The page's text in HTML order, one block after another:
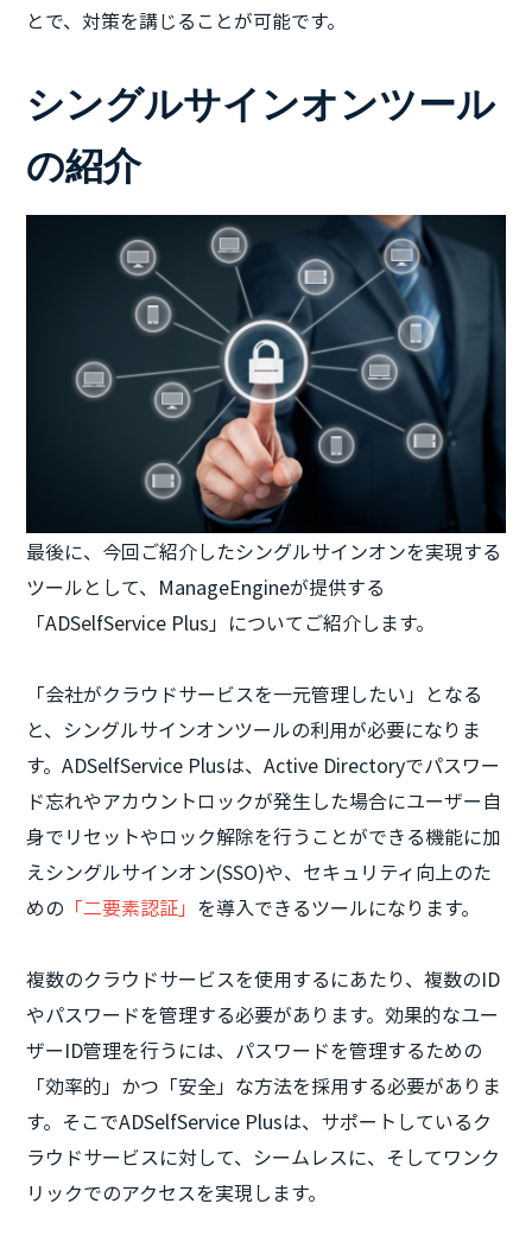
とで、対策を講じることが可能です。
シングルサインオンツール
の紹介
最後に、今回ご紹介したシングルサインオンを実現する
ツールとして、ManageEngineが提供する
「ADSelfService Plus」についてご紹介します。
「会社がクラウドサービスを一元管理したい」となる
と、シングルサインオンツールの利用が必要になりま
す。ADSelfService Plusは、Active Directoryでパスワー
ド忘れやアカウントロックが発生した場合にユーザー自
身でリセットやロック解除を行うことができる機能に加
えシングルサインオン(SSO)や、セキュリティ向上のた
めの 「二要素認証」 を導入できるツールになります。
複数のクラウドサービスを使用するにあたり、複数のID
やパスワードを管理する必要があります。効果的なユー
ザーID管理を行うには、パスワードを管理するための
「効率的」かつ「安全」な方法を採用する必要がありま
す。そこでADSelfService Plusは、サポートしているク
ラウドサービスに対して、シームレスに、そしてワンク
リックでのアクセスを実現します。